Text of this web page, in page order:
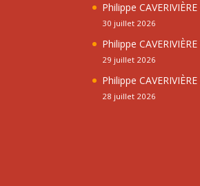
Philippe
30 juillet 2026
Philippe
29 juillet 2026
Philippe
28 juillet 2026